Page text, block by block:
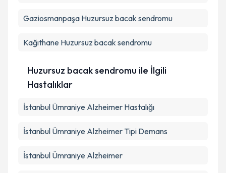
Gaziosmanpaşa Huzursuz bacak sendromu
Kağıthane Huzursuz bacak sendromu
Huzursuz bacak sendromu ile İlgili
Hastalıklar
İstanbul Ümraniye Alzheimer Hastalığı
İstanbul Ümraniye Alzheimer Tipi Demans
İstanbul Ümraniye Alzheimer